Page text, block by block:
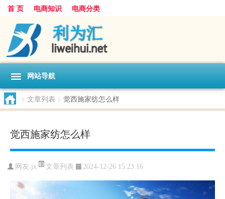
首 页 电商知识 电商分类
网站导航
> 文章列表 > 觉西施家纺怎么样
觉西施家纺怎么样
网友:jx 文章列表 2024-12-26 15:23:16